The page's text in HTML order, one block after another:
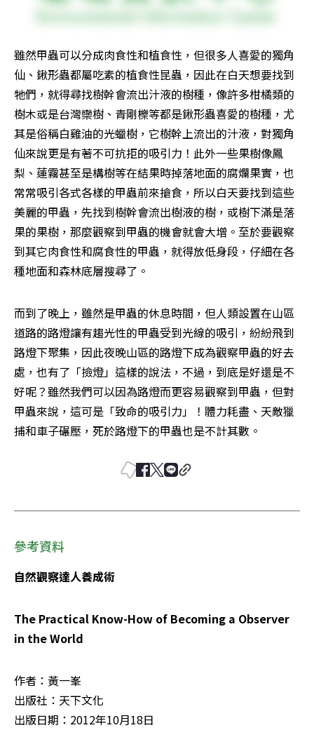
雖然甲蟲可以分成肉食性和植食性，但很多人喜愛的獨角
仙、鍬形蟲都屬吃素的植食性昆蟲，因此在白天想要找到
牠們，就得尋找樹幹會流出汁液的樹種，像許多柑橘類的
樹木或是台灣欒樹、青剛櫟等都是鍬形蟲喜愛的樹種，尤
其是俗稱白雞油的光蠟樹，它樹幹上流出的汁液，對獨角
仙來說更是有著不可抗拒的吸引力！此外一些果樹像鳳
梨、蓮霧甚至是構樹等在結果時掉落地面的腐爛果實，也
常常吸引各式各樣的甲蟲前來搶食，所以白天要找到這些
美麗的甲蟲，先找到樹幹會流出樹液的樹，或樹下滿是落
果的果樹，那麼觀察到甲蟲的機會就會大增。至於要觀察
到其它肉食性和腐食性的甲蟲，就得放低身段，仔細在各
種地面和森林底層搜尋了。
而到了晚上，雖然是甲蟲的休息時間，但人類設置在山區
道路的路燈讓有趨光性的甲蟲受到光線的吸引，紛紛飛到
路燈下聚集，因此夜晚山區的路燈下成為觀察甲蟲的好去
處，也有了「撿燈」這樣的說法，不過，到底是好還是不
好呢？雖然我們可以因為路燈而更容易觀察到甲蟲，但對
甲蟲來說，這可是「致命的吸引力」！體力耗盡、天敵獵
捕和車子碾壓，死於路燈下的甲蟲也是不計其數。
參考資料
自然觀察達人養成術
The Practical Know-How of Becoming a Observer
in the World
作者：黃一峯
出版社：天下文化
出版日期：2012年10月18日